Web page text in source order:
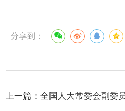
分享到：
上一篇：